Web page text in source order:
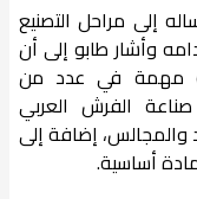
إلى مراحل التصنيع
وأشار طابو إلى أن
مهمة في عدد من
الفرش العربي
إضافة إلى
أساسية.